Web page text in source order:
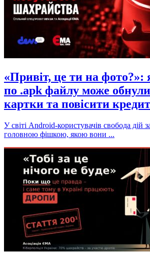
«Привіт, це ти на фото?»:
по .apk файлу може
картки та повісити кредит
У світі Android-користувачів свобода дій
головною фішкою, якою вони ...